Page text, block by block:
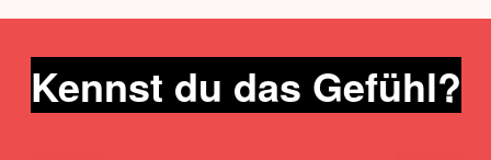
Kennst du das Gefühl?